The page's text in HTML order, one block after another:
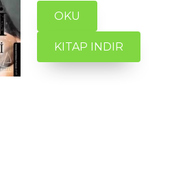
OKU
KITAP INDIR